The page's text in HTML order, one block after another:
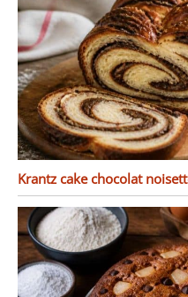
Krantz cake chocolat